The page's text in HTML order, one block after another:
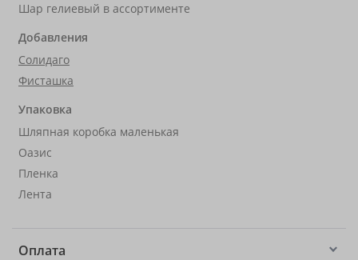
Шар гелиевый в ассортименте
Добавления
Солидаго
Фисташка
Упаковка
Шляпная коробка маленькая
Оазис
Пленка
Лента
Оплата